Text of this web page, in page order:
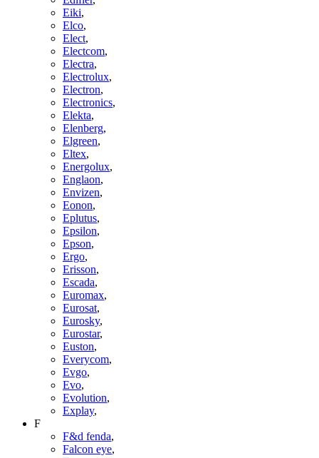
Eiki,
Elco,
Elect,
Electcom,
Electra,
Electrolux,
Electron,
Electronics,
Elekta,
Elenberg,
Elgreen,
Eltex,
Energolux,
Englaon,
Envizen,
Eonon,
Eplutus,
Epsilon,
Epson,
Ergo,
Erisson,
Escada,
Euromax,
Eurosat,
Eurosky,
Eurostar,
Euston,
Everycom,
Evgo,
Evo,
Evolution,
Explay,
F
F&d fenda,
Falcon eye,